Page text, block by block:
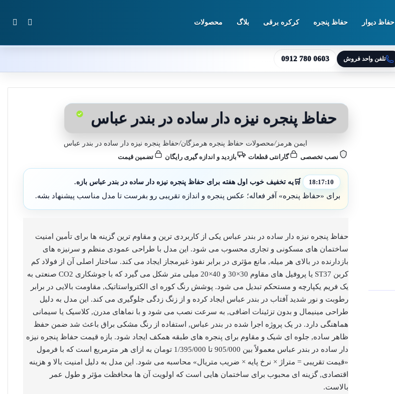
حفاظ دیوار حفاظ پنجره کرکره برقی بلاگ محصولات تغییر
تلفن واحد فروش 0912 780 0603
حفاظ پنجره نیزه دار ساده در بندر عباس
ایمن هرمز/محصولات حفاظ پنجره هرمزگان/حفاظ پنجره نیزه دار ساده در بندر عباس
نصب تخصصی
گارانتی قطعات بازدید و اندازه گیری رایگان تضمین قیمت
18:17:08
🛒یه تخفیف خوب اول هفته برای حفاظ پنجره نیزه دار ساده در بندر عباس بازه.
برای «حفاظ پنجره» آفر فعاله؛ عکس پنجره و اندازه تقریبی رو بفرست تا مدل مناسب پیشنهاد بشه.
حفاظ پنجره نیزه دار ساده در بندر عباس یکی از کاربردی ترین و مقاوم ترین گزینه ها برای تأمین امنیت
ساختمان های مسکونی و تجاری محسوب می شود. این مدل با طراحی عمودی منظم و سرنیزه های
بازدارنده در بالای هر میله, مانع مؤثری در برابر نفوذ غیرمجاز ایجاد می کند. ساختار اصلی آن از فولاد کم
کربن ST37 یا پروفیل های مقاوم 30×30 و 40×20 میلی متر شکل می گیرد که با جوشکاری CO2 صنعتی به
یک فریم یکپارچه و مستحکم تبدیل می شود. پوشش رنگ کوره ای الکترواستاتیک, مقاومت بالایی در برابر
رطوبت و نور شدید آفتاب در بندر عباس ایجاد کرده و از زنگ زدگی جلوگیری می کند. این مدل به دلیل
طراحی مینیمال و بدون تزئینات اضافی, به سرعت نصب می شود و با نماهای مدرن, کلاسیک یا سیمانی
هماهنگی دارد. در یک پروژه اجرا شده در بندر عباس, استفاده از رنگ مشکی براق باعث شد ضمن حفظ
ظاهر ساده, جلوه ای شیک و مقاوم برای پنجره های طبقه همکف ایجاد شود. بازه قیمت حفاظ پنجره نیزه
دار ساده در بندر عباس معمولاً بین 905/000 تا
1/395/000 تومان به ازای هر مترمربع است که با فرمول
«قیمت تقریبی = متراژ × نرخ پایه × ضریب متریال» محاسبه می شود. این مدل به دلیل امنیت بالا و هزینه
اقتصادی, گزینه ای محبوب برای ساختمان هایی است که اولویت آن ها محافظت مؤثر و طول عمر
بالاست.